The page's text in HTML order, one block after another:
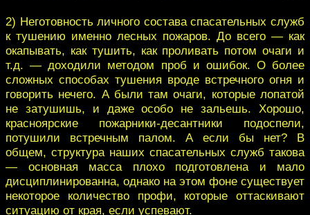
2) Неготовность личного состава спасательных служб
к тушению именно лесных пожаров. До всего — как
окапывать, как тушить, как проливать потом очаги и
т.д. — доходили методом проб и ошибок. О более
сложных способах тушения вроде встречного огня и
говорить нечего. А были там очаги, которые лопатой
не затушишь, и даже особо не зальешь. Хорошо,
красноярские пожарники-десантники подоспели,
потушили встречным палом. А если бы нет? В
общем, структура наших спасательных служб такова
— основная масса плохо подготовлена и мало
дисциплинированна, однако на этом фоне существует
некоторое количество профи, которые оттаскивают
ситуацию от края, если успевают.